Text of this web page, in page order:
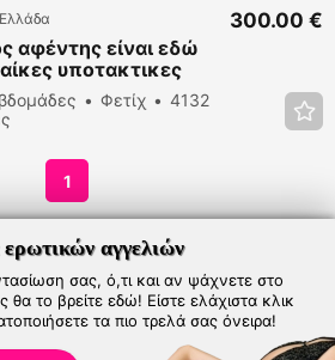
αφέντης είναι εδώ
υποτακτικες
και ζευγάρι
Φετίχ
4132
300.00 €
1
αγγελιών
σας, ό,τι και αν ψάχνετε στο
θα το βρείτε εδώ! Είστε ελάχιστα κλικ
τα πιο τρελά σας όνειρα!